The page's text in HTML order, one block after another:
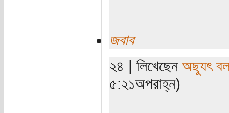
জবাব
২৪ | লিখেছেন অছ্যুৎ
৫:২১অপরাহ্ন)